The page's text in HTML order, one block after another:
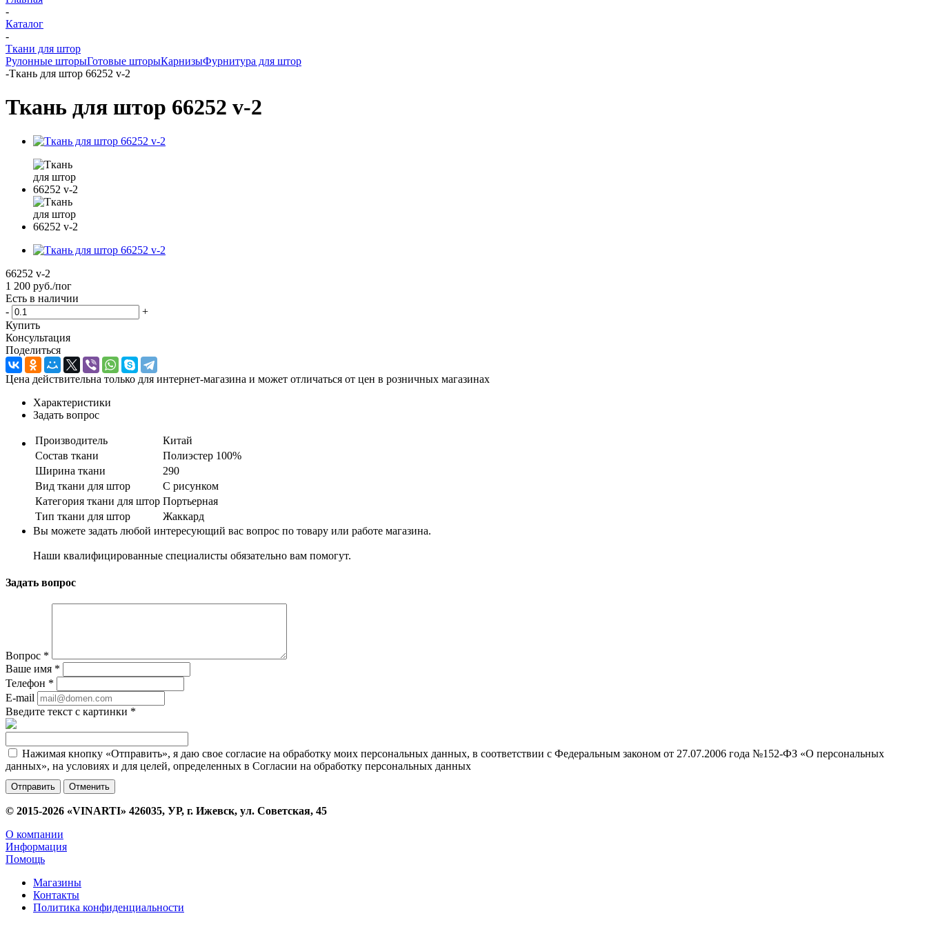
-
Каталог
-
Ткани для штор
Рулонные шторыГотовые шторыКарнизыФурнитура для штор
-Ткань для штор 66252 v-2
Ткань для штор 66252 v-2
66252 v-2
1 200 руб./пог
Есть в наличии
-
+
Купить
Консультация
Поделиться
Цена действительна только для интернет-магазина и может отличаться от цен в розничных магазинах
Характеристики
Задать вопрос
Производитель
Китай
Состав ткани
Полиэстер 100%
Ширина ткани
290
Вид ткани для штор
С рисунком
Категория ткани для штор Портьерная
Тип ткани для штор
Жаккард
Вы можете задать любой интересующий вас вопрос по товару или работе магазина.
Наши квалифицированные специалисты обязательно вам помогут.
Задать вопрос
Вопрос *
Ваше имя *
Телефон *
E-mail
Введите текст с картинки *
Нажимая кнопку «Отправить», я даю свое согласие на обработку моих персональных данных, в соответствии с Федеральным законом от 27.07.2006 года №152-ФЗ «О персональных
данных», на условиях и для целей, определенных в Согласии на обработку персональных данных
Отменить
© 2015-2026 «VINARTI» 426035, УР, г. Ижевск, ул. Советская, 45
О компании
Информация
Помощь
Магазины
Контакты
Политика конфиденциальности